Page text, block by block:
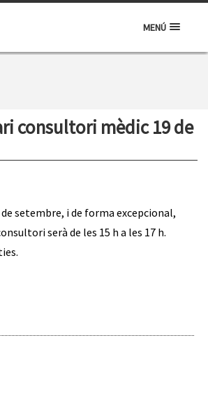
MENÚ
consultori mèdic 19 de
setembre, i de forma excepcional,
serà de les 15 h a les 17 h.